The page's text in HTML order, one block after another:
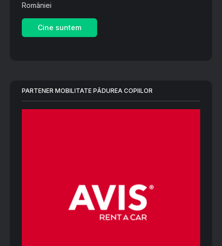
României
Cine suntem
PARTENER MOBILITATE PĂDUREA COPIILOR